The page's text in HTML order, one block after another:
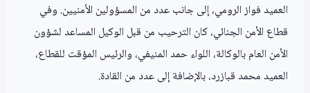
العميد فواز الرومي، إلى جانب عدد من المسؤولين الأمنيين. وفي
قطاع الأمن الجنائي، كان الترحيب من قبل الوكيل المساعد لشؤون
الأمن العام بالوكالة، اللواء حمد المنيفي، والرئيس المؤقت للقطاع،
العميد محمد قبازرد، بالإضافة إلى عدد من القادة.